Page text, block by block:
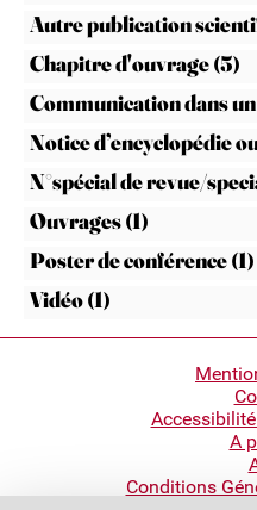
Autre publication
Chapitre d'ouvrage (5)
Communication dans
Notice d’encyclopédie
N°spécial de revue/
Ouvrages (1)
Poster de conférence (1)
Vidéo (1)
A
Conditions